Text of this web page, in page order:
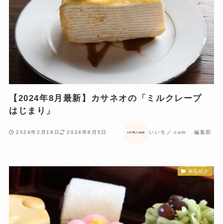
【2024年8月最新】カサネオの「ミルクレープ
はじまり」
2024年2月18日 2024年8月5日 いいモノ.com 編集部
商品紹介